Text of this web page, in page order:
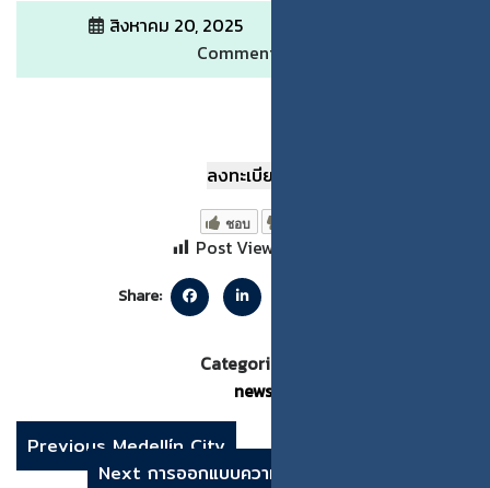
สิงหาคม 20, 2025
Comments
ลงทะเบียน
ชอบ
Post Views:
Share:
Categories:
news
Previous Medellín City
Next การออกแบบความคิด (Design Thinking)